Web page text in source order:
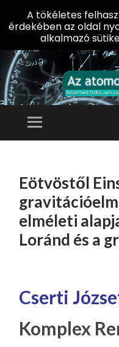
Menü
TARTALOMHOZ
Eötvöstől
elméleti
Loránd és a
Cserti
Komplex
A tökéletes
érdekében az oldal
alkalmazó